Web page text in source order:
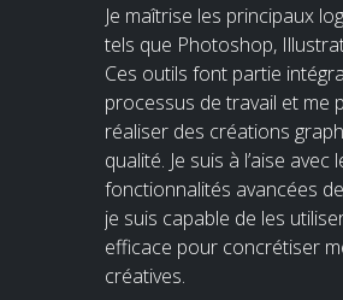
Je maîtrise les principaux
tels que Photoshop,
Ces outils font partie
processus de travail et me
réaliser des créations
qualité. Je suis à l’aise avec
fonctionnalités avancées
je suis capable de les
efficace pour concrétiser
créatives.